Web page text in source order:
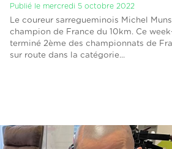
Publié le mercredi 5 octobre 2022
Le coureur sarregueminois Michel
champion de France du 10km. Ce
terminé 2ème des championnats de
sur route dans la catégorie...